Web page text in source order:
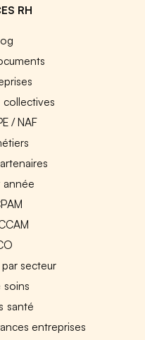
RH
/ NAF
année
secteur
soins
santé
entreprises